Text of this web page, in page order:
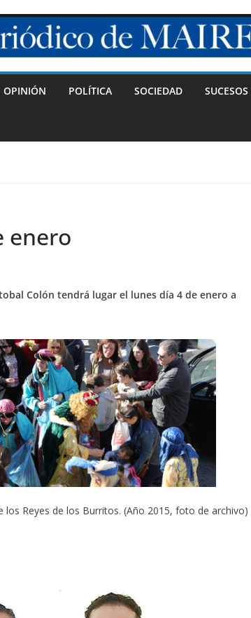
OPINIÓN POLÍTICA SOCIEDAD SUCESOS
enero
Colón tendrá lugar el lunes día 4 de enero a
los Reyes de los Burritos. (Año 2015, foto de archivo)